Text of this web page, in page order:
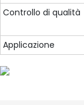
Controllo di qualità
Applicazione